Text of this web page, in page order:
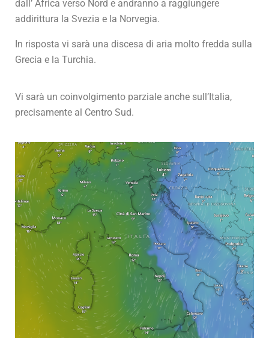
dall’ Africa verso Nord e andranno a raggiungere
addirittura la Svezia e la Norvegia.
In risposta vi sarà una discesa di aria molto fredda sulla
Grecia e la Turchia.
Vi sarà un coinvolgimento parziale anche sull’Italia,
precisamente al Centro Sud.